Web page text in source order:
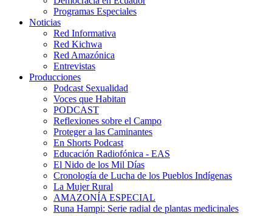
Programas Especiales
Noticias
Red Informativa
Red Kichwa
Red Amazónica
Entrevistas
Producciones
Podcast Sexualidad
Voces que Habitan
PODCAST
Reflexiones sobre el Campo
Proteger a las Caminantes
En Shorts Podcast
Educación Radiofónica - EAS
El Nido de los Mil Días
Cronología de Lucha de los Pueblos Indígenas
La Mujer Rural
AMAZONÍA ESPECIAL
Runa Hampi: Serie radial de plantas medicinales